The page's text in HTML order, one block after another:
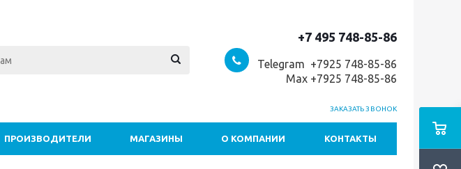
+7 495 748-85-86
Telegram +7925 748-85-86
Max +7925 748-85-86
ЗАКАЗАТЬ ЗВОНОК
ПРОИЗВОДИТЕЛИ МАГАЗИНЫ О КОМПАНИИ КОНТАКТЫ